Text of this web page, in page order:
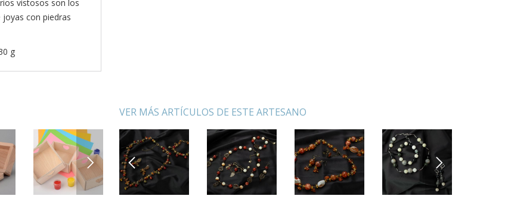
vistosos son los
con piedras
g
NEXT
VER MÁS ARTÍCULOS DE ESTE ARTESANO
PREVIOUS NEXT